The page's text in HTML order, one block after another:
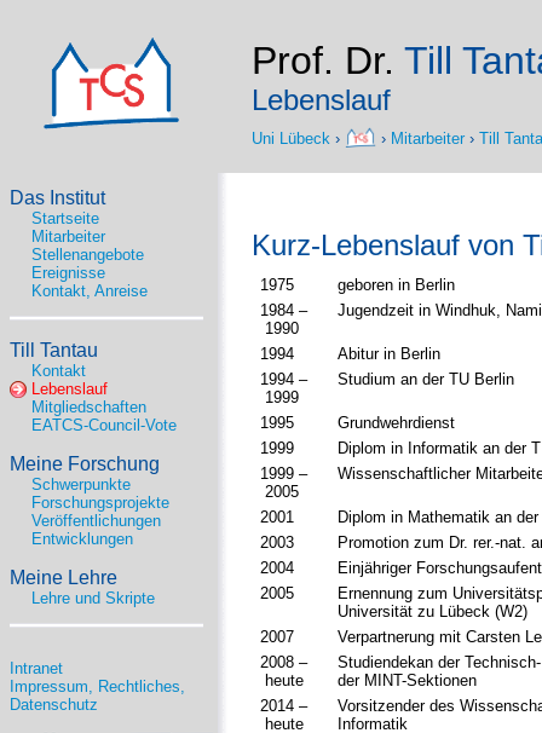
Prof. Dr. Till
Lebenslauf
Uni Lübeck › › Mitarbeiter › Till
Das Institut
Startseite
Mitarbeiter
Stellenangebote
Ereignisse
Kontakt, Anreise
Till Tantau
Kontakt
Lebenslauf
Mitgliedschaften
EATCS-Council-Vote
Meine Forschung
Schwerpunkte
Forschungsprojekte
Veröffentlichungen
Entwicklungen
Meine Lehre
Lehre und Skripte
Intranet
Impressum, Rechtliches,
Datenschutz
Kurz-Lebenslauf von
1975
geboren in Berlin
1984 –
1990
Jugendzeit in Windhuk,
1994
Abitur in Berlin
1994 –
1999
Studium an der TU Berlin
1995
Grundwehrdienst
1999
Diplom in Informatik an der
1999 –
2005
Wissenschaftlicher
2001
Diplom in Mathematik an
2003
Promotion zum Dr. rer.-nat.
2004
Einjähriger
2005
Ernennung zum
Universität zu Lübeck (W2)
2007
Verpartnerung mit Carsten
2008 –
heute
Studiendekan der
der MINT-Sektionen
2014 –
heute
Vorsitzender des
Informatik